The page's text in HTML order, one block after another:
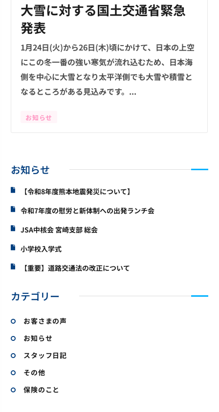
大雪に対する国土交通省緊急
発表
1月24日(火)から26日(木)頃にかけて、日本の上空
にこの冬一番の強い寒気が流れ込むため、日本海
側を中心に大雪となり太平洋側でも大雪や積雪と
なるところがある見込みです。...
お知らせ
お知らせ
【令和8年度熊本地震発災について】
令和7年度の慰労と新体制への出発ランチ会
JSA中核会 宮崎支部 総会
小学校入学式
【重要】道路交通法の改正について
カテゴリー
お客さまの声
お知らせ
スタッフ日記
その他
保険のこと